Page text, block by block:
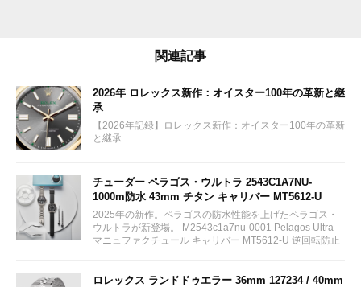
関連記事
2026年 ロレックス新作：オイスター100年の革新と継
承
【2026年記録】ロレックス新作：オイスター100年の革新
と継承...
チューダー ペラゴス・ウルトラ 2543C1A7NU-
1000m防水 43mm チタン キャリバー MT5612-U
2025年の新作。ペラゴスの防水性能を上げたペラゴス・
ウルトラが新登場。 M2543c1a7nu-0001 Pelagos Ultra
マニュファクチュール キャリバー MT5612-U 逆回転防止
ロレックス ランドドゥエラー 36mm 127234 / 40mm